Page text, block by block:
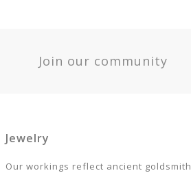
Join our community
Jewelry
Our workings reflect ancient goldsmith